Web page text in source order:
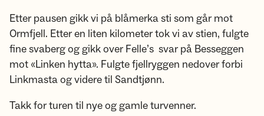
Etter pausen gikk vi på blåmerka sti som går mot
Ormfjell. Etter en liten kilometer tok vi av stien, fulgte
fine svaberg og gikk over Felle’s svar på Besseggen
mot «Linken hytta». Fulgte fjellryggen nedover forbi
Linkmasta og videre til Sandtjønn.
Takk for turen til nye og gamle turvenner.